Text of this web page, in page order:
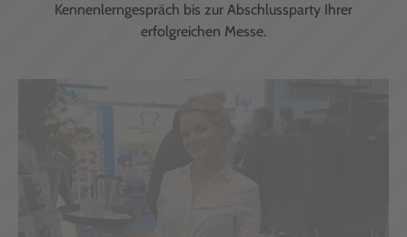
Kennenlerngespräch bis zur Abschlussparty Ihrer
erfolgreichen Messe.